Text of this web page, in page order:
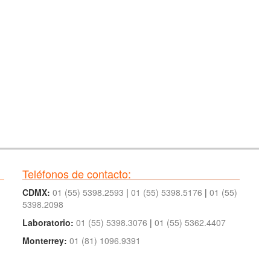
Teléfonos de contacto:
CDMX: 01 (55) 5398.2593 | 01 (55) 5398.5176 | 01 (55)
5398.2098
Laboratorio: 01 (55) 5398.3076 | 01 (55) 5362.4407
Monterrey: 01 (81) 1096.9391